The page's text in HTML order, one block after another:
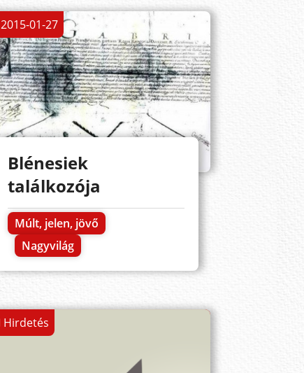
2015-01-27
Blénesiek
találkozója
Múlt, jelen, jövő
Nagyvilág
Hirdetés